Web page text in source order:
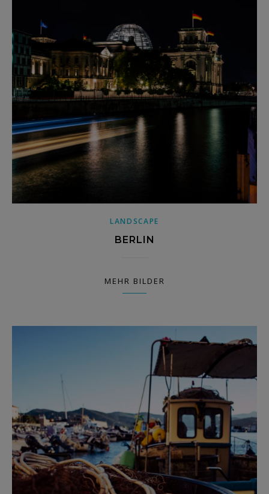
LANDSCAPE
BERLIN
MEHR BILDER